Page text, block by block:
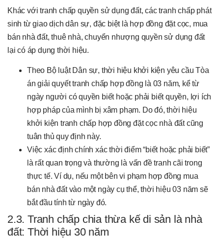
Khác với tranh chấp quyền sử dụng đất, các tranh chấp phát
sinh từ giao dịch dân sự, đặc biệt là hợp đồng đặt cọc, mua
bán nhà đất, thuê nhà, chuyển nhượng quyền sử dụng đất
lại có áp dụng thời hiệu.
Theo Bộ luật Dân sự, thời hiệu khởi kiện yêu cầu Tòa
án giải quyết tranh chấp hợp đồng là 03 năm, kể từ
ngày người có quyền biết hoặc phải biết quyền, lợi ích
hợp pháp của mình bị xâm phạm. Do đó, thời hiệu
khởi kiện tranh chấp hợp đồng đặt cọc nhà đất cũng
tuân thủ quy định này.
Việc xác định chính xác thời điểm “biết hoặc phải biết”
là rất quan trọng và thường là vấn đề tranh cãi trong
thực tế. Ví dụ, nếu một bên vi phạm hợp đồng mua
bán nhà đất vào một ngày cụ thể, thời hiệu 03 năm sẽ
bắt đầu tính từ ngày đó.
2.3. Tranh chấp chia thừa kế di sản là nhà
đất: Thời hiệu 30 năm